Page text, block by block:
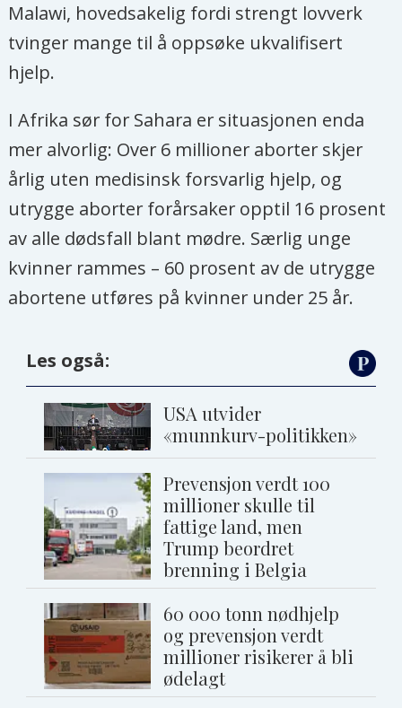
Malawi, hovedsakelig fordi strengt lovverk
tvinger mange til å oppsøke ukvalifisert
hjelp.
I Afrika sør for Sahara er situasjonen enda
mer alvorlig: Over 6 millioner aborter skjer
årlig uten medisinsk forsvarlig hjelp, og
utrygge aborter forårsaker opptil 16 prosent
av alle dødsfall blant mødre. Særlig unge
kvinner rammes – 60 prosent av de utrygge
abortene utføres på kvinner under 25 år.
Les også:
USA utvider
«munnkurv-politikken»
Prevensjon verdt 100
millioner skulle til
fattige land, men
Trump beordret
brenning i Belgia
60 000 tonn nødhjelp
og prevensjon verdt
millioner risikerer å bli
ødelagt